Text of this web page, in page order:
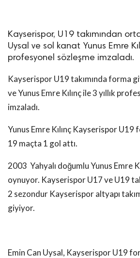
Kayserispor, U19 takımından
Uysal ve sol kanat Yunus Emre
profesyonel sözleşme imzaladı.
Kayserispor U19 takımında forma
ve Yunus Emre Kılınç ile 3 yıllık
imzaladı.
Yunus Emre Kılınç Kayserispor U19
19 maçta 1 gol attı.
2003 Yahyalı doğumlu Yunus Emre
oynuyor. Kayserispor U17 ve U19
2 sezondur Kayserispor altyapı
giyiyor.
Emin Can Uysal, Kayserispor U19